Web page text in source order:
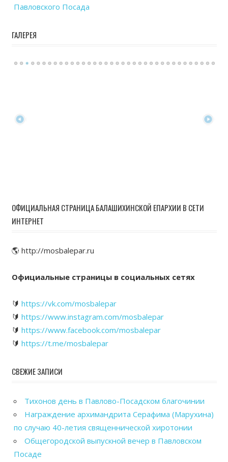
Павловского Посада
ГАЛЕРЕЯ
ОФИЦИАЛЬНАЯ СТРАНИЦА БАЛАШИХИНСКОЙ ЕПАРХИИ В СЕТИ
ИНТЕРНЕТ
🌎 http://mosbalepar.ru
Официальные страницы в социальных сетях
🔰 https://vk.com/mosbalepar
🔰 https://www.instagram.com/mosbalepar
🔰 https://www.facebook.com/mosbalepar
🔰 https://t.me/mosbalepar
СВЕЖИЕ ЗАПИСИ
Тихонов день в Павлово-Посадском благочинии
Награждение архимандрита Серафима (Марухина)
по случаю 40-летия священнической хиротонии
Общегородской выпускной вечер в Павловском
Посаде